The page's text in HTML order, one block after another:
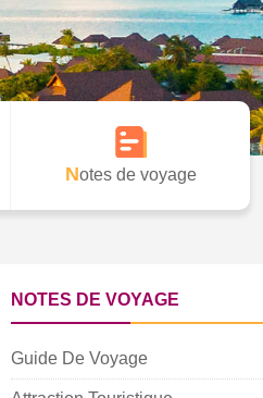
Notes de voyage
NOTES DE VOYAGE
Guide De Voyage